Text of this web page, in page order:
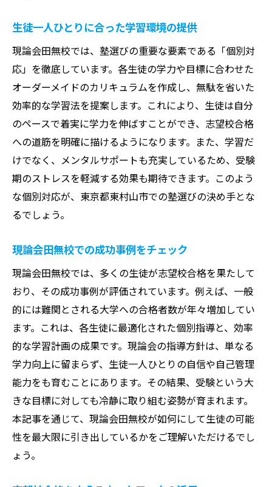
学習進度に応じた柔軟なプランニング
効率的な学習をサポートする環境
進歩を実感できるフィードバック体制
現論会田無校ならではのパーソナライズ戦
略
田無の塾、現論会が大学受験に強い理由とその
実績
過去の合格実績から学ぶ成功の秘訣
現論会が持つ独自の強みを徹底解析
地域密着だからこその安心感
大学受験に特化した戦略的指導
現役合格者の声が証明する実力
現論会田無校の指導で志望校合格を勝ち取るた
めのポイント
合格に向けた具体的な指導内容
志望校に特化した指導プログラム
進路相談と学習指導の総合サポート
心理的サポートで不安を払拭する
成功体験を積み重ねる指導法
生徒一人ひとりに合った学習環境の提供
現論会田無校では、塾選びの重要な要素である「個別対
応」を徹底しています。各生徒の学力や目標に合わせた
オーダーメイドのカリキュラムを作成し、無駄を省いた
効率的な学習法を提案します。これにより、生徒は自分
のペースで着実に学力を伸ばすことができ、志望校合格
への道筋を明確に描けるようになります。また、学習だ
けでなく、メンタルサポートも充実しているため、受験
期のストレスを軽減する効果も期待できます。このよう
な個別対応が、東京都東村山市での塾選びの決め手とな
るでしょう。
現論会田無校での成功事例をチェック
現論会田無校では、多くの生徒が志望校合格を果たして
おり、その成功事例が評価されています。例えば、一般
的には難関とされる大学への合格者数が年々増加してい
ます。これは、各生徒に最適化された個別指導と、効率
的な学習計画の成果です。現論会の指導方針は、単なる
学力向上に留まらず、生徒一人ひとりの自信や自己管理
能力をも育むことにあります。その結果、受験という大
きな目標に対しても冷静に取り組む姿勢が育まれます。
本記事を通じて、現論会田無校が如何にして生徒の可能
性を最大限に引き出しているかをご理解いただけるでし
ょう。